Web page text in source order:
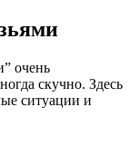
очень
скучно. Здесь
ситуации и